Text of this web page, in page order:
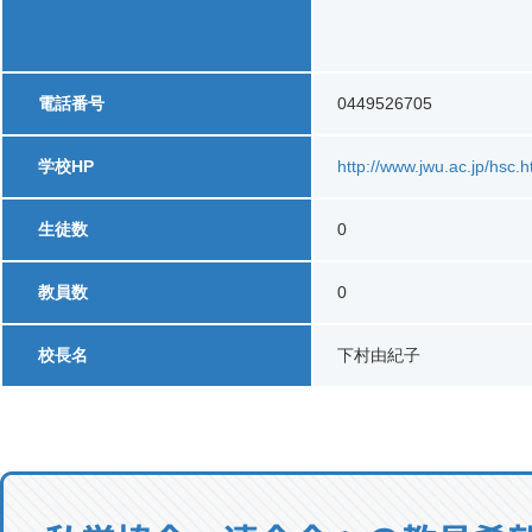
電話番号 0449526705
学校HP http://www.jwu.ac.jp/
生徒数 0
教員数 0
校長名 下村由紀子